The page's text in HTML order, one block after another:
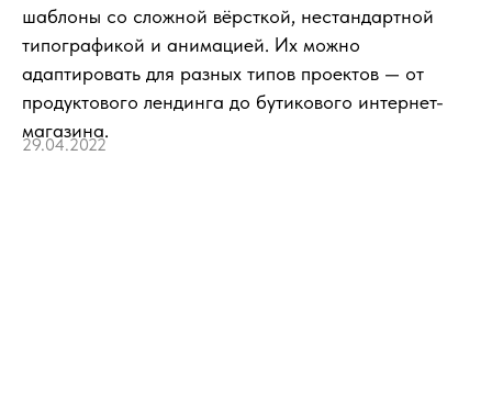
шаблоны со сложной вёрсткой, нестандартной
типографикой и анимацией. Их можно
адаптировать для разных типов проектов — от
продуктового лендинга до бутикового интернет-
магазина.
29.04.2022